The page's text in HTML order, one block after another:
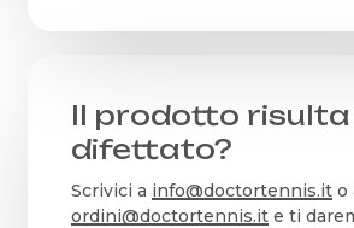
Il prodotto risulta
difettato?
Scrivici a info@doctortennis.ito
ordini@doctortennis.ite ti